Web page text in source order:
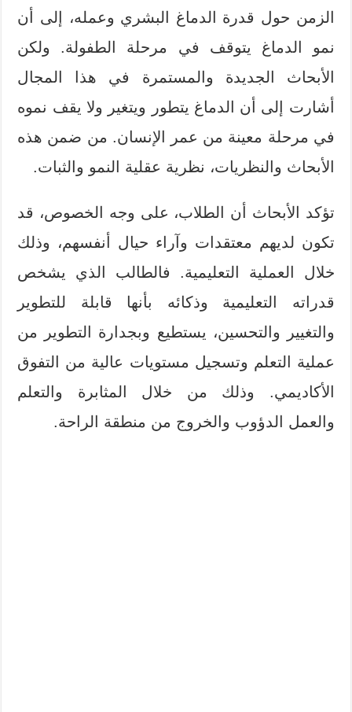
الزمن حول قدرة الدماغ البشري وعمله، إلى أن
نمو الدماغ يتوقف في مرحلة الطفولة. ولكن
الأبحاث الجديدة والمستمرة في هذا المجال
أشارت إلى أن الدماغ يتطور ويتغير ولا يقف نموه
في مرحلة معينة من عمر الإنسان. من ضمن هذه
الأبحاث والنظريات، نظرية عقلية النمو والثبات.
تؤكد الأبحاث أن الطلاب، على وجه الخصوص، قد
تكون لديهم معتقدات وآراء حيال أنفسهم، وذلك
خلال العملية التعليمية. فالطالب الذي يشخص
قدراته التعليمية وذكائه بأنها قابلة للتطوير
والتغيير والتحسين، يستطيع وبجدارة التطوير من
عملية التعلم وتسجيل مستويات عالية من التفوق
الأكاديمي. وذلك من خلال المثابرة والتعلم
والعمل الدؤوب والخروج من منطقة الراحة.